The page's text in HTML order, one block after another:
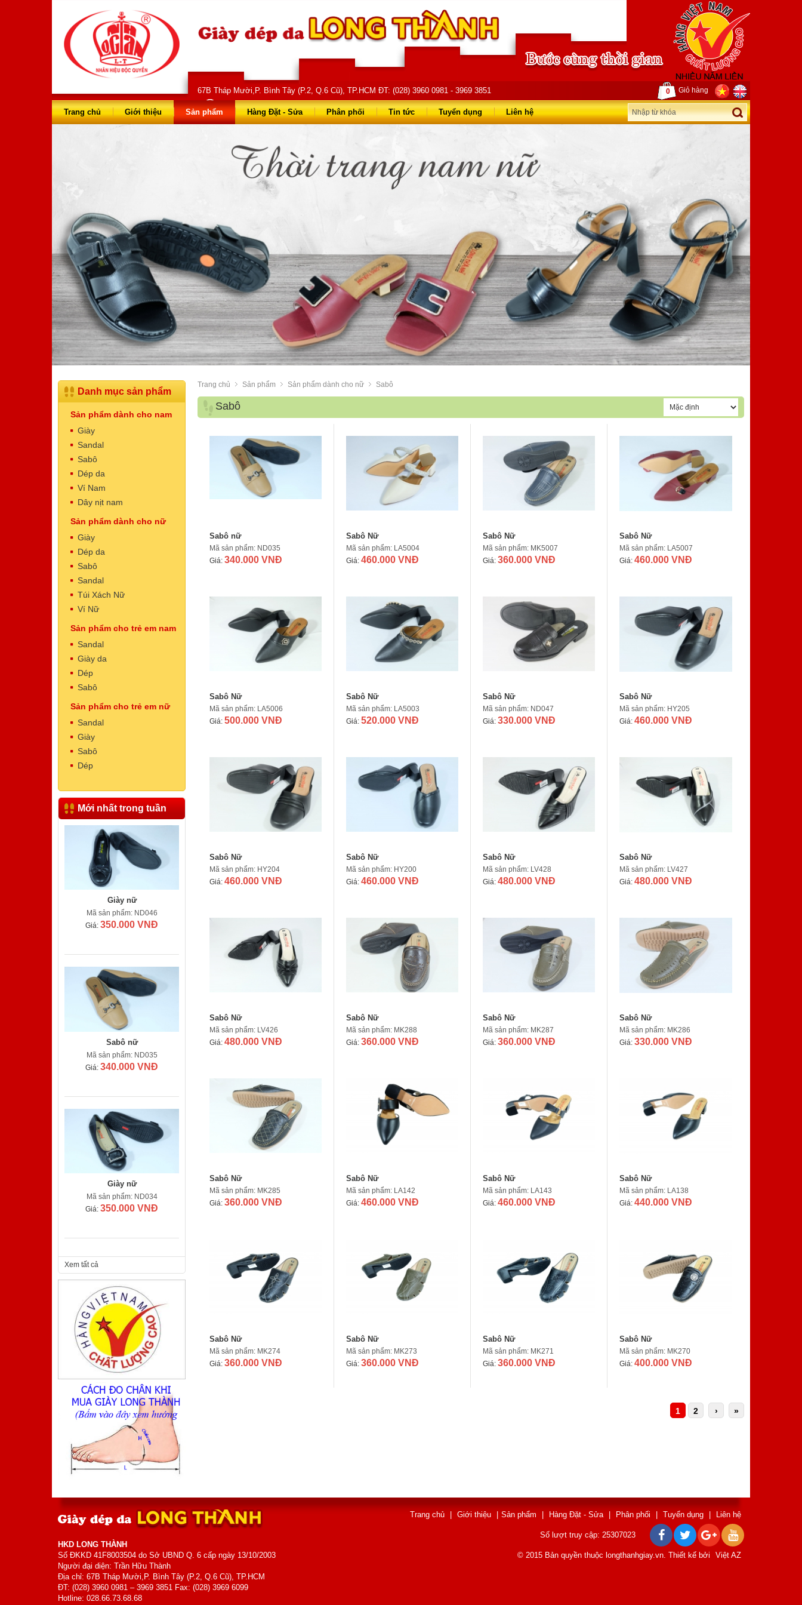
67B Tháp Mười,P. Bình Tây (P.2, Q.6 Cũ), TP.HCM ĐT: (028) 3960 0981 - 3969 3851
028 66 73 68 68 - 0903 823 714
0 Giỏ hàng
Trang chủ Giới thiệu Sản phẩm Hàng Đặt - Sửa Phân phối Tin tức Tuyển dụng Liên hệ
Trang chủ Sản phẩm Sản phẩm dành cho nữ Sabô
Sabô
Sabô nữ
Mã sản phẩm: ND035
Giá: 340.000 VNĐ
Sabô Nữ
Mã sản phẩm: LA5004
Giá: 460.000 VNĐ
Sabô Nữ
Mã sản phẩm: MK5007
Giá: 360.000 VNĐ
Sabô Nữ
Mã sản phẩm: LA5007
Giá: 460.000 VNĐ
Sabô Nữ
Mã sản phẩm: LA5006
Giá: 500.000 VNĐ
Sabô Nữ
Mã sản phẩm: LA5003
Giá: 520.000 VNĐ
Sabô Nữ
Mã sản phẩm: ND047
Giá: 330.000 VNĐ
Sabô Nữ
Mã sản phẩm: HY205
Giá: 460.000 VNĐ
Sabô Nữ
Mã sản phẩm: HY204
Giá: 460.000 VNĐ
Sabô Nữ
Mã sản phẩm: HY200
Giá: 460.000 VNĐ
Sabô Nữ
Mã sản phẩm: LV428
Giá: 480.000 VNĐ
Sabô Nữ
Mã sản phẩm: LV427
Giá: 480.000 VNĐ
Sabô Nữ
Mã sản phẩm: LV426
Giá: 480.000 VNĐ
Sabô Nữ
Mã sản phẩm: MK288
Giá: 360.000 VNĐ
Sabô Nữ
Mã sản phẩm: MK287
Giá: 360.000 VNĐ
Sabô Nữ
Mã sản phẩm: MK286
Giá: 330.000 VNĐ
Sabô Nữ
Mã sản phẩm: MK285
Giá: 360.000 VNĐ
Sabô Nữ
Mã sản phẩm: LA142
Giá: 460.000 VNĐ
Sabô Nữ
Mã sản phẩm: LA143
Giá: 460.000 VNĐ
Sabô Nữ
Mã sản phẩm: LA138
Giá: 440.000 VNĐ
Sabô Nữ
Mã sản phẩm: MK274
Giá: 360.000 VNĐ
Sabô Nữ
Mã sản phẩm: MK273
Giá: 360.000 VNĐ
Sabô Nữ
Mã sản phẩm: MK271
Giá: 360.000 VNĐ
Sabô Nữ
Mã sản phẩm: MK270
Giá: 400.000 VNĐ
1 2 › »
Danh mục sản phẩm
Sản phẩm dành cho nam
Giày
Sandal
Sabô
Dép da
Ví Nam
Dây nịt nam
Sản phẩm dành cho nữ
Giày
Dép da
Sabô
Sandal
Túi Xách Nữ
Ví Nữ
Sản phẩm cho trẻ em nam
Sandal
Giày da
Dép
Sabô
Sản phẩm cho trẻ em nữ
Sandal
Giày
Sabô
Dép
Mới nhất trong tuần
Giá: 520.000 VNĐ
Dép Nam
500.000 VNĐ
Giá:500.000 VNĐ
Giày nữ
Mã sản phẩm: ND046
Giá: 350.000 VNĐ
Sabô nữ
Mã sản phẩm: ND035
Giá: 340.000 VNĐ
Giày nữ
Mã sản phẩm: ND034
Giá: 350.000 VNĐ
Giày nam
Mã sản phẩm: TA410TM
Giá:
800.000 VNĐ
700.000 VNĐ
Xem tất cả
HKD LONG THÀNH
Số ĐKKD 41F8003504 do Sở UBND Q. 6 cấp ngày 13/10/2003
Người đại diện: Trần Hữu Thành
Địa chỉ: 67B Tháp Mười,P. Bình Tây (P.2, Q.6 Cũ), TP.HCM
ĐT: (028) 3960 0981 – 3969 3851 Fax: (028) 3969 6099
Hotline: 028.66.73.68.68
Trang chủ | Giới thiệu | Sản phẩm | Hàng Đặt - Sửa | Phân phối | Tuyển dụng | Liên hệ
Số lượt truy cập: 25307023
© 2015 Bản quyền thuộc longthanhgiay.vn. Thiết kế bởi Việt AZ